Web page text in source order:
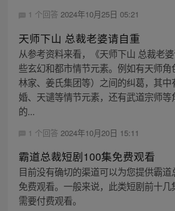
1 个回答 2024年10月25日 05:21
天师下山 总裁老婆请自重
从参考资料来看，《天师下山 总裁老
些玄幻和都市情节元素。例如有天师
林家、姜氏集团等）之间的纠葛，其中
婚、天谴等情节元素，还有武道宗师
的...
1 个回答 2024年10月20日 15:11
霸道总裁短剧100集免费观看
目前没有确切的渠道可以为您提供霸
免费观看。一般来说，此类短剧前十
需要付费观看。